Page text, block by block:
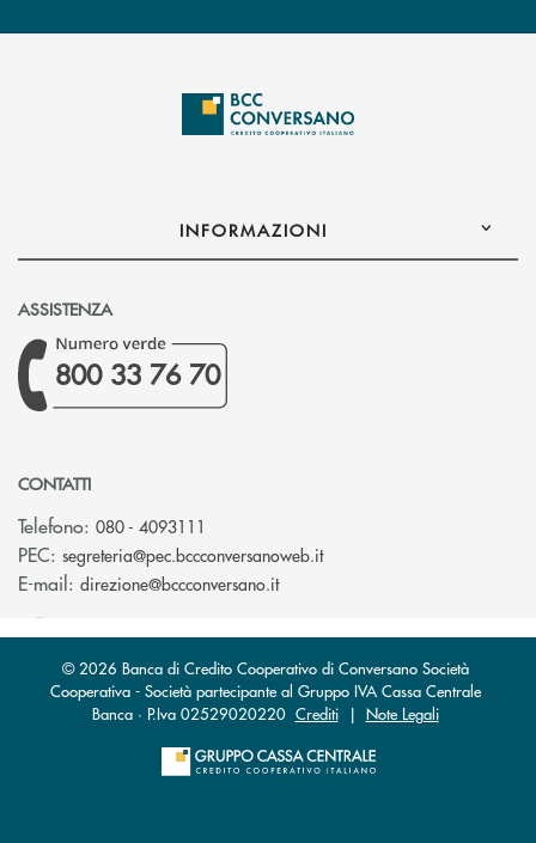
INFORMAZIONI
ASSISTENZA
800 33 76 70
CONTATTI
Telefono: 080 - 4093111
PEC: segreteria@pec.bccconversanoweb.it(si apre l’app di posta
E-mail: direzione@bccconversano.it(si apre l’app di posta
© 2026 Banca di Credito Cooperativo di Conversano Società
Cooperativa - Società partecipante al Gruppo IVA Cassa Centrale
Banca · P.Iva 02529020220 Crediti| Note Legali